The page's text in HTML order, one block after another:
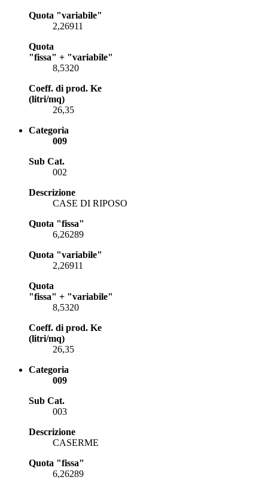
Quota "variabile"
2,26911
Quota
"fissa" + "variabile"
8,5320
Coeff. di prod. Ke
(litri/mq)
26,35
Categoria
009
Sub Cat.
002
Descrizione
CASE DI RIPOSO
Quota "fissa"
6,26289
Quota "variabile"
2,26911
Quota
"fissa" + "variabile"
8,5320
Coeff. di prod. Ke
(litri/mq)
26,35
Categoria
009
Sub Cat.
003
Descrizione
CASERME
Quota "fissa"
6,26289